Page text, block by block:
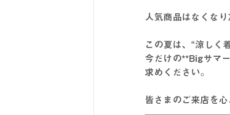
人気商品はなくなり
この夏は、“涼しく
今だけの**Bigサマ
求めください。
皆さまのご来店を心